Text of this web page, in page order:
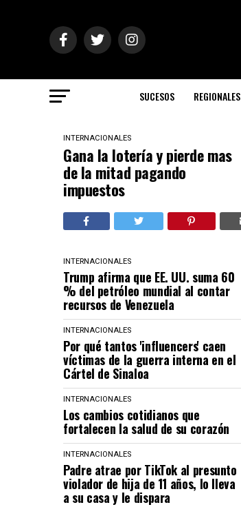
SUCESOS REGIONALES
INTERNACIONALES
Gana la lotería y pierde mas
de la mitad pagando
impuestos
INTERNACIONALES
Trump afirma que EE. UU. suma 60
% del petróleo mundial al contar
recursos de Venezuela
INTERNACIONALES
Por qué tantos 'influencers' caen
víctimas de la guerra interna en el
Cártel de Sinaloa
INTERNACIONALES
Los cambios cotidianos que
fortalecen la salud de su corazón
INTERNACIONALES
Padre atrae por TikTok al presunto
violador de hija de 11 años, lo lleva
a su casa y le dispara